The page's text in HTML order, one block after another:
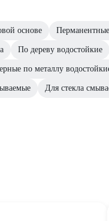
основе
По дереву водостойкие
по металлу
Для стекла